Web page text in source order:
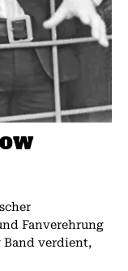
Fanverehrung
Band verdient,